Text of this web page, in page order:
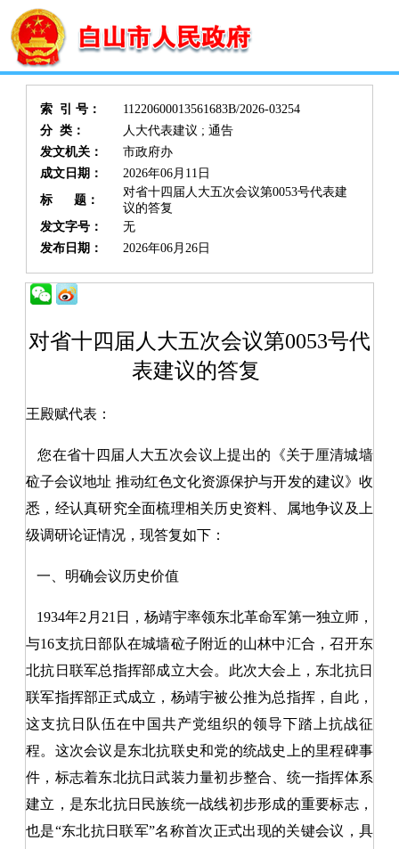
索 引 号：
11220600013561683B/2026-03254
分 类：
人大代表建议 ; 通告
发文机关：
市政府办
成文日期：
2026年06月11日
标 题：
对省十四届人大五次会议第0053号代表建
议的答复
发文字号：
无
发布日期：
2026年06月26日
对省十四届人大五次会议第0053号代
表建议的答复
王殿赋代表：
您在省十四届人大五次会议上提出的《关于厘清城墙
砬子会议地址 推动红色文化资源保护与开发的建议》收
悉，经认真研究全面梳理相关历史资料、属地争议及上
级调研论证情况，现答复如下：
一、明确会议历史价值
1934年2月21日，杨靖宇率领东北革命军第一独立师，
与16支抗日部队在城墙砬子附近的山林中汇合，召开东
北抗日联军总指挥部成立大会。此次大会上，东北抗日
联军指挥部正式成立，杨靖宇被公推为总指挥，自此，
这支抗日队伍在中国共产党组织的领导下踏上抗战征
程。这次会议是东北抗联史和党的统战史上的里程碑事
件，标志着东北抗日武装力量初步整合、统一指挥体系
建立，是东北抗日民族统一战线初步形成的重要标志，
也是“东北抗日联军”名称首次正式出现的关键会议，具